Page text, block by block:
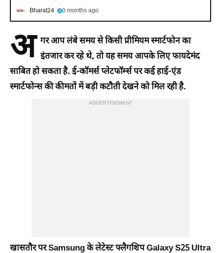
Bharat24 0 months ago
अ गर आप लंबे समय से किसी प्रीमियम स्मार्टफोन का
इंतजार कर रहे थे, तो यह समय आपके लिए फायदेमंद
साबित हो सकता है. ई-कॉमर्स प्लेटफॉर्म्स पर कई हाई-एंड
स्मार्टफोन्स की कीमतों में बड़ी कटौती देखने को मिल रही है.
ADVERTISEMENT
खासतौर पर Samsung के लेटेस्ट फ्लैगशिप Galaxy S25 Ultra